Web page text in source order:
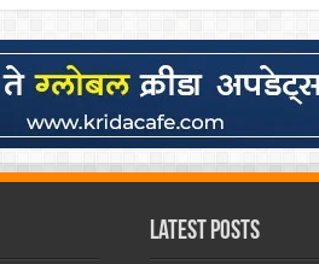
Latest Posts